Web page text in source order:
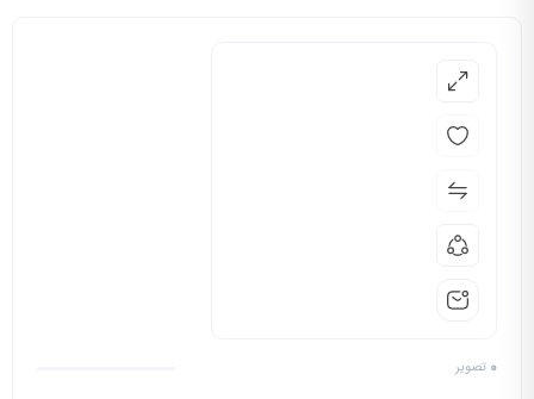
0 تصویر